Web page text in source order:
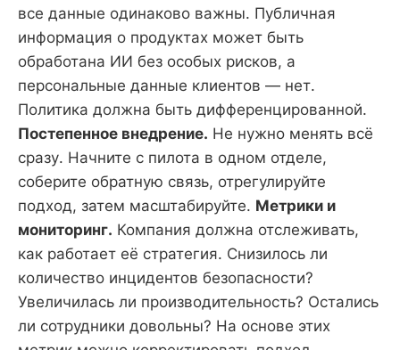
все данные одинаково важны. Публичная
информация о продуктах может быть
обработана ИИ без особых рисков, а
персональные данные клиентов — нет.
Политика должна быть дифференцированной.
Постепенное внедрение. Не нужно менять всё
сразу. Начните с пилота в одном отделе,
соберите обратную связь, отрегулируйте
подход, затем масштабируйте. Метрики и
мониторинг. Компания должна отслеживать,
как работает её стратегия. Снизилось ли
количество инцидентов безопасности?
Увеличилась ли производительность? Остались
ли сотрудники довольны? На основе этих